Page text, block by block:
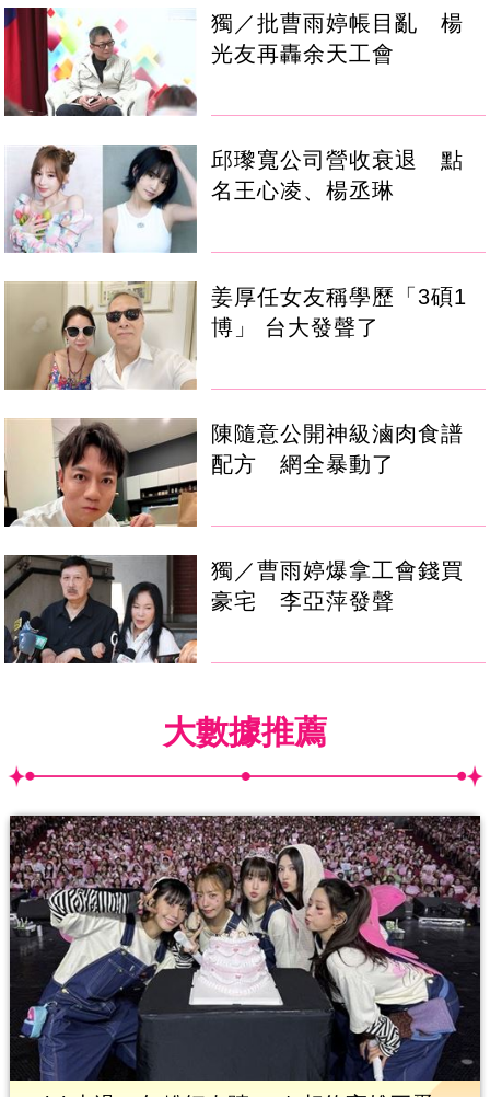
獨／批曹雨婷帳目亂 楊
光友再轟余天工會
邱瓈寬公司營收衰退 點
名王心凌、楊丞琳
姜厚任女友稱學歷「3碩1
博」 台大發聲了
陳隨意公開神級滷肉食譜
配方 網全暴動了
獨／曹雨婷爆拿工會錢買
豪宅 李亞萍發聲
大數據推薦